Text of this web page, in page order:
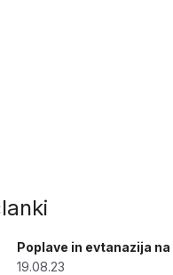
Poplave in evtanazija
19.08.23